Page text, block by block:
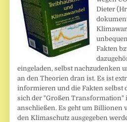
Dieter
Fakten
eingeladen, selbst nachzudenken
an den Theorien dran ist. Es ist
informieren und die Fakten selbst
sich der "Großen Transformation"
anschließen. Es geht um Billionen
den Klimaschutz ausgegeben